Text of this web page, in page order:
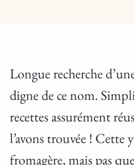
Longue recherche
digne de ce nom.
recettes assurément
l’avons trouvée ! Cette
fromagère, mais pas